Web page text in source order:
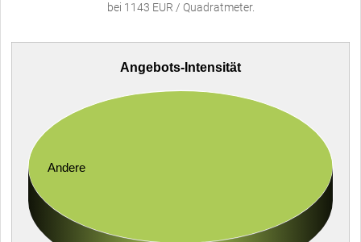
bei 1143 EUR / Quadratmeter.
Angebots-Intensität
Andere